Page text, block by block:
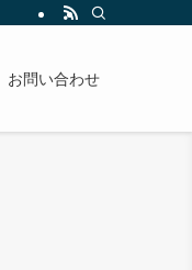
お問い合わせ